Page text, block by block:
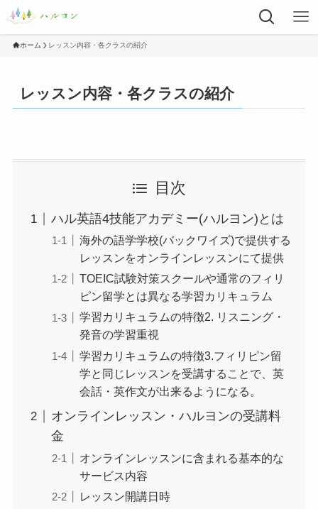
ホーム レッスン内容・各クラスの紹介
レッスン内容・各クラスの紹介
目次
ハル英語4技能アカデミー(ハルヨン)とは
海外の語学学校(バックワイズ)で提供する
レッスンをオンラインレッスンにて提供
TOEIC試験対策スクールや通常のフィリ
ピン留学とは異なる学習カリキュラム
学習カリキュラムの特徴2. リスニング・
発音の学習重視
学習カリキュラムの特徴3.フィリピン留
学と同じレッスンを受講することで、英
会話・英作文が出来るようになる。
オンラインレッスン・ハルヨンの受講料
金
オンラインレッスンに含まれる基本的な
サービス内容
レッスン開講日時